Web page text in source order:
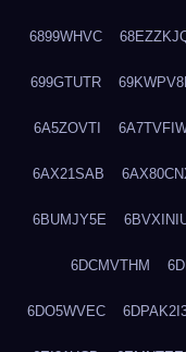
6899WHVC
699GTUTR
6A5ZOVTI
6AX21SAB
6BUMJY5E
6DCMVTHM
6DO5WVEC